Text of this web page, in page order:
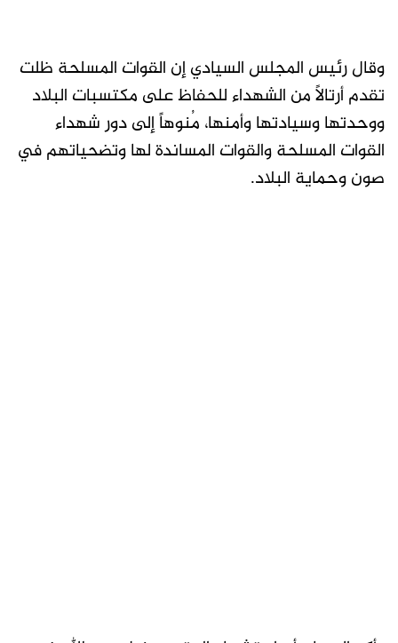
وقال رئيس المجلس السيادي إن القوات المسلحة ظلت
تقدم أرتالاً من الشهداء للحفاظ على مكتسبات البلاد
ووحدتها وسيادتها وأمنها، مُنوهاً إلى دور شهداء
القوات المسلحة والقوات المساندة لها وتضحياتهم في
صون وحماية البلاد.